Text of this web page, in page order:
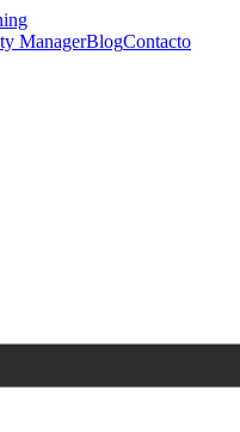
ManagerBlogContacto